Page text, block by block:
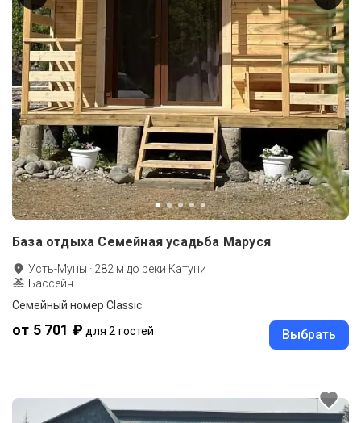
База отдыха Семейная усадьба Маруся
Усть-Муны · 282 м до реки Катуни
Бассейн
Семейный номер Classic
от 5 701 ₽ для 2 гостей Выбрать